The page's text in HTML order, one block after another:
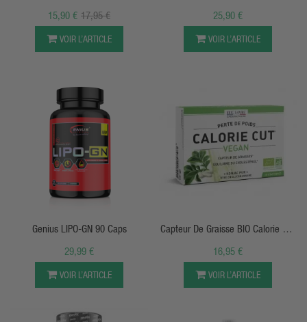
Lion "Lion's Mane" - 600mg -
Extra Fort - Osavi
17,95 €
15,90 €
VOIR L’ARTICLE
Scitec Nutrition
25,90 €
VOIR L’ARTICLE
APERÇU RAPIDE
Genius LIPO-GN 90 Caps
29,99 €
VOIR L’ARTICLE
Capteur De Graisse BIO Calorie Cut
10.6
16,95 €
VOIR L’ARTICLE